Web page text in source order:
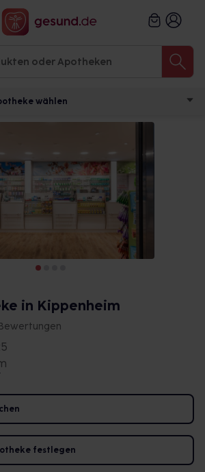
wählen
in Kippenheim
Bewertungen
festlegen